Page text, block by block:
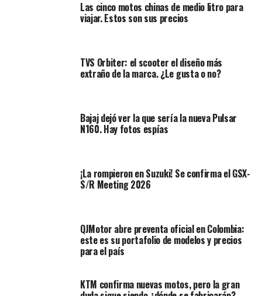
septiembre comenzará un racionamiento de agua diario
por turnos en la ciudad.
contempla nuevos turnos, aunque aún no se especificó
cómo se distribuirán entre los sectores.
esto incluye los colegios distritales y las unidades
Las cinco motos chinas de medio litro para
viajar. Estos son sus precios
TVS Orbiter: el scooter el diseño más
extraño de la marca. ¿Le gusta o no?
Bajaj dejó ver la que sería la nueva Pulsar
N160. Hay fotos espías
¡La rompieron en Suzuki! Se confirma el GSX-
S/R Meeting 2026
QJMotor abre preventa oficial en Colombia:
este es su portafolio de modelos y precios
para el país
KTM confirma nuevas motos, pero la gran